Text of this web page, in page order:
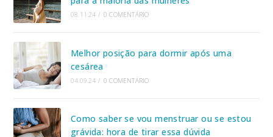
08.11.24 / 0 COMENTÁRIO
Melhor posição para dormir após uma
cesárea
04.09.24 / 0 COMENTÁRIO
Como saber se vou menstruar ou se estou
grávida: hora de tirar essa dúvida